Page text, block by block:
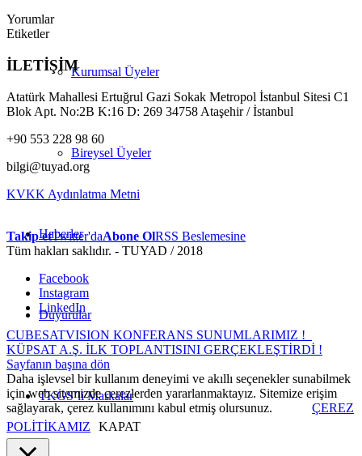
Kurumsal Üyeler
Bireysel Üyeler
Haberler
Duyurular
TKGS’li Markalar
Yorumlar
Etiketler
İLETİŞİM
Atatürk Mahallesi Ertuğrul Gazi Sokak Metropol İstanbul Sitesi C1
Blok Apt. No:2B K:16 D: 269 34758 Ataşehir / İstanbul
+90 553 228 98 60
bilgi@tuyad.org
KVKK Aydınlatma Metni
Takip etTwitter'daAbone OlRSS Beslemesine
Tüm hakları saklıdır. - TUYAD / 2018
Facebook
Instagram
LinkedIn
CUBESATVISION KONFERANS SUNUMLARIMIZ !
KÜPSAT A.Ş. İLK TOPLANTISINI GERÇEKLEŞTİRDİ !
Sayfanın başına dön
Daha işlevsel bir kullanım deneyimi ve akıllı seçenekler sunabilmek
için web sitemizde çerezlerden yararlanmaktayız. Sitemize erişim
sağlayarak, çerez kullanımını kabul etmiş olursunuz.
ÇEREZ
POLİTİKAMIZ
KAPAT